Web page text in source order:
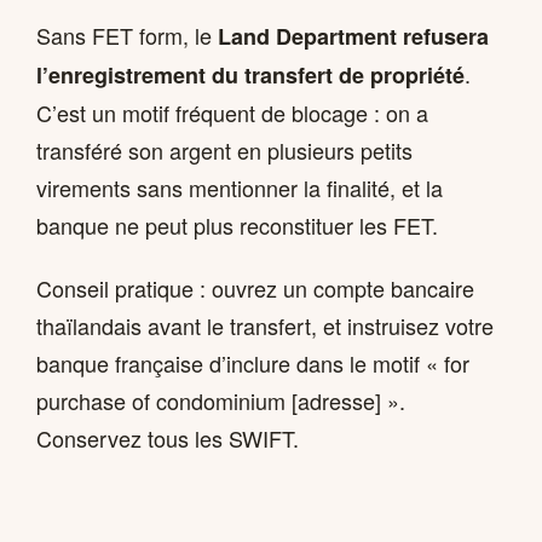
Sans FET form, le Land Department refusera
l’enregistrement du transfert de propriété.
C’est un motif fréquent de blocage : on a
transféré son argent en plusieurs petits
virements sans mentionner la finalité, et la
banque ne peut plus reconstituer les FET.
Conseil pratique : ouvrez un compte bancaire
thaïlandais avant le transfert, et instruisez votre
banque française d’inclure dans le motif « for
purchase of condominium [adresse] ».
Conservez tous les SWIFT.